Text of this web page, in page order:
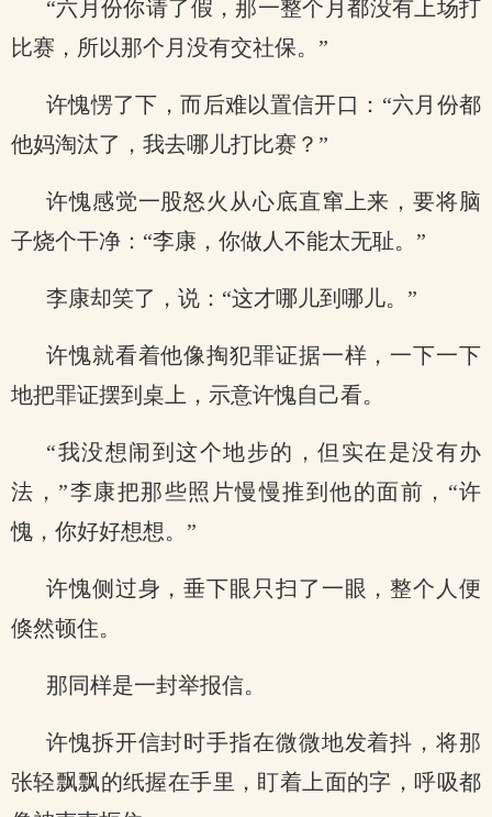
“六月份你请了假，那一整个月都没有上场打
比赛，所以那个月没有交社保。”
许愧愣了下，而后难以置信开口：“六月份都
他妈淘汰了，我去哪儿打比赛？”
许愧感觉一股怒火从心底直窜上来，要将脑
子烧个干净：“李康，你做人不能太无耻。”
李康却笑了，说：“这才哪儿到哪儿。”
许愧就看着他像掏犯罪证据一样，一下一下
地把罪证摆到桌上，示意许愧自己看。
“我没想闹到这个地步的，但实在是没有办
法，”李康把那些照片慢慢推到他的面前，“许
愧，你好好想想。”
许愧侧过身，垂下眼只扫了一眼，整个人便
倏然顿住。
那同样是一封举报信。
许愧拆开信封时手指在微微地发着抖，将那
张轻飘飘的纸握在手里，盯着上面的字，呼吸都